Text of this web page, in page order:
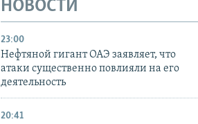
НОВОСТИ
23:00
Нефтяной гигант ОАЭ заявляет, что
атаки существенно повлияли на его
деятельность
20:41